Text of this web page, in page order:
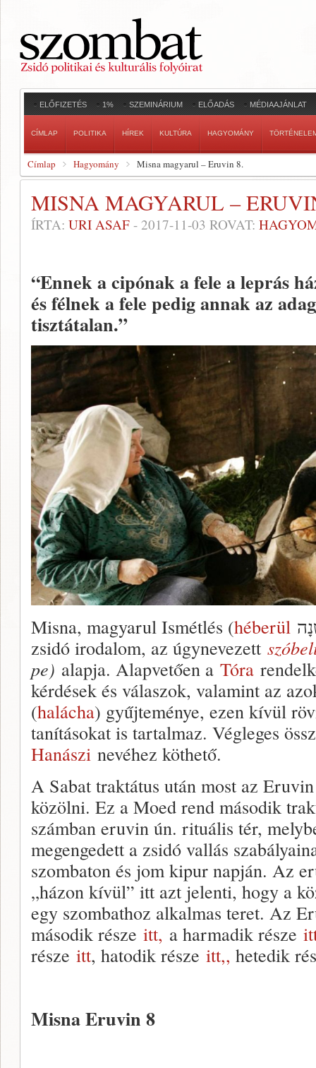
ELŐFIZETÉS 1% SZEMINÁRIUM ELŐADÁS MÉDIAAJÁNLAT
CÍMLAP POLITIKA HÍREK KULTÚRA HAGYOMÁNY
Címlap Hagyomány Misna magyarul – Eruvin 8.
MISNA MAGYARUL –
ÍRTA: URI ASAF - 2017-11-03 ROVAT:
“Ennek a cipónak a fele a leprás
és félnek a fele pedig annak az
tisztátalan.”
Misna, magyarul Ismétlés (héberül
zsidó irodalom, az úgynevezett
pe) alapja. Alapvetően a Tóra
kérdések és válaszok, valamint az
(halácha) gyűjteménye, ezen kívül
tanításokat is tartalmaz. Végleges
Hanászi nevéhez köthető.
A Sabat traktátus után most az
közölni. Ez a Moed rend második
számban eruvin ún. rituális tér,
megengedett a zsidó vallás
szombaton és jom kipur napján. Az
„házon kívül” itt azt jelenti, hogy a
egy szombathoz alkalmas teret. Az
második része itt, a harmadik része
része itt, hatodik része itt,, hetedik
Misna Eruvin 8